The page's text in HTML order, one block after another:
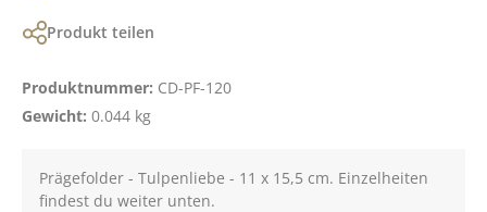
Produkt teilen
Produktnummer: CD-PF-120
Gewicht: 0.044 kg
Prägefolder - Tulpenliebe - 11 x 15,5 cm. Einzelheiten
findest du weiter unten.